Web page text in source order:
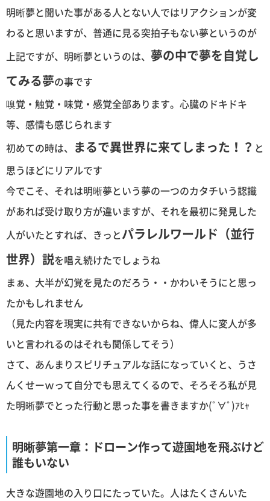
明晰夢と聞いた事がある人とない人ではリアクションが変
わると思いますが、普通に見る突拍子もない夢というのが
上記ですが、明晰夢というのは、 夢の中で夢を自覚し
てみる夢の事です
嗅覚・触覚・味覚・感覚全部あります。心臓のドキドキ
等、感情も感じられます
初めての時は、 まるで異世界に来てしまった！？ と
思うほどにリアルです
今でこそ、それは明晰夢という夢の一つのカタチいう認識
があれば受け取り方が違いますが、それを最初に発見した
人がいたとすれば、きっとパラレルワールド（並行
世界）説を唱え続けたでしょうね
まぁ、大半が幻覚を見たのだろう・・かわいそうにと思っ
たかもしれません
（見た内容を現実に共有できないからね、偉人に変人が多
いと言われるのはそれも関係してそう）
さて、あんまりスピリチュアルな話になっていくと、うさ
んくせーｗって自分でも思えてくるので、そろそろ私が見
た明晰夢でとった行動と思った事を書きますか(ﾟ∀ﾟ)ｱﾋｬ
明晰夢第一章：ドローン作って遊園地を飛ぶけど
誰もいない
大きな遊園地の入り口にたっていた。人はたくさんいた